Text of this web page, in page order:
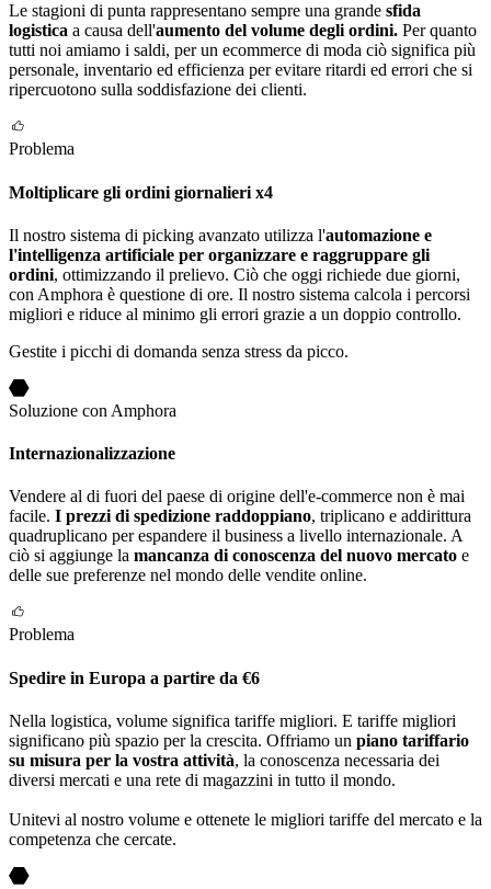
Le stagioni di punta rappresentano sempre una grande sfida
logistica a causa dell'aumento del volume degli ordini. Per quanto
tutti noi amiamo i saldi, per un ecommerce di moda ciò significa più
personale, inventario ed efficienza per evitare ritardi ed errori che si
ripercuotono sulla soddisfazione dei clienti.
Problema
Moltiplicare gli ordini giornalieri x4
Il nostro sistema di picking avanzato utilizza l'automazione e
l'intelligenza artificiale per organizzare e raggruppare gli
ordini, ottimizzando il prelievo. Ciò che oggi richiede due giorni,
con Amphora è questione di ore. Il nostro sistema calcola i percorsi
migliori e riduce al minimo gli errori grazie a un doppio controllo.
Gestite i picchi di domanda senza stress da picco.
Soluzione con Amphora
Internazionalizzazione
Vendere al di fuori del paese di origine dell'e-commerce non è mai
facile. I prezzi di spedizione raddoppiano, triplicano e addirittura
quadruplicano per espandere il business a livello internazionale. A
ciò si aggiunge la mancanza di conoscenza del nuovo mercato e
delle sue preferenze nel mondo delle vendite online.
Problema
Spedire in Europa a partire da €6
Nella logistica, volume significa tariffe migliori. E tariffe migliori
significano più spazio per la crescita. Offriamo un piano tariffario
su misura per la vostra attività, la conoscenza necessaria dei
diversi mercati e una rete di magazzini in tutto il mondo.
Unitevi al nostro volume e ottenete le migliori tariffe del mercato e la
competenza che cercate.